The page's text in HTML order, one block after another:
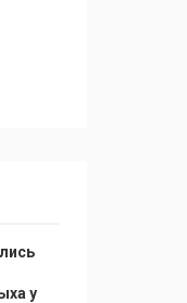
у